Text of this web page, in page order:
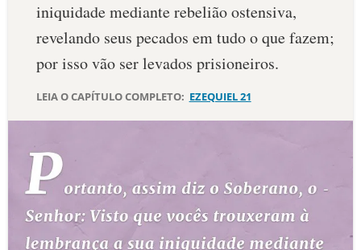
SALMO DO DIA
DEVOCIONAL DIÁRIO
ESTUDOS BÍBLICOS
ESBOÇOS DE PREGAÇÃO
TEMAS
iniquidade mediante rebelião ostensiva,
revelando seus pecados em tudo o que fazem;
por isso vão ser levados prisioneiros.
LEIA O CAPÍTULO COMPLETO: EZEQUIEL 21